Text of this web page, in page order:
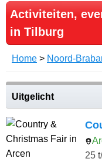
Activiteiten,
in Tilburg
Home > Noord-
Uitgelicht
25